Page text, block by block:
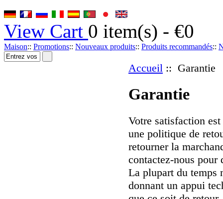
View Cart 0 item(s) - €0
Maison:: Promotions:: Nouveaux produits:: Produits recommandés::
Accueil :: Garantie
Garantie
Votre satisfaction
une politique de
retourner la
contactez-nous pour
La plupart du temps
donnant un appui